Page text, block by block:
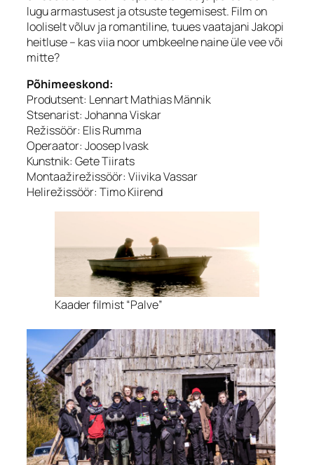
lugu armastusest ja otsuste tegemisest. Film on
looliselt võluv ja romantiline, tuues vaatajani Jakopi
heitluse – kas viia noor umbkeelne naine üle vee või
mitte?
Põhimeeskond:
Produtsent: Lennart Mathias Männik
Stsenarist: Johanna Viskar
Režissöör: Elis Rumma
Operaator: Joosep Ivask
Kunstnik: Gete Tiirats
Montaažirežissöör: Viivika Vassar
Helirežissöör: Timo Kiirend
Kaader filmist “Palve”